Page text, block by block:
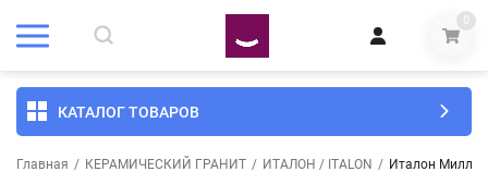
0
КАТАЛОГ ТОВАРОВ
Главная / КЕРАМИЧЕСКИЙ ГРАНИТ / ИТАЛОН / ITALON / Италон